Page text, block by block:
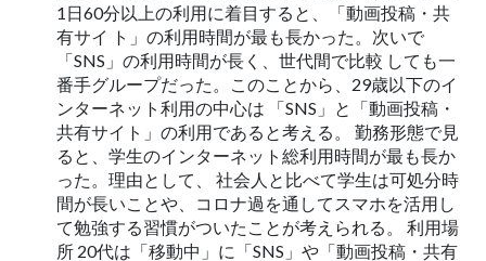
1日60分以上の利用に着目すると、「動画投稿・共
有サイ ト」の利用時間が最も長かった。次いで
「SNS」の利用時間が長く、世代間で比較 しても一
番手グループだった。このことから、29歳以下のイ
ンターネット利用の中心は 「SNS」と「動画投稿・
共有サイト」の利用であると考える。 勤務形態で見
ると、学生のインターネット総利用時間が最も長か
った。理由として、 社会人と比べて学生は可処分時
間が長いことや、コロナ過を通してスマホを活用し
て勉強する習慣がついたことが考えられる。 利用場
所 20代は「移動中」に「SNS」や「動画投稿・共有